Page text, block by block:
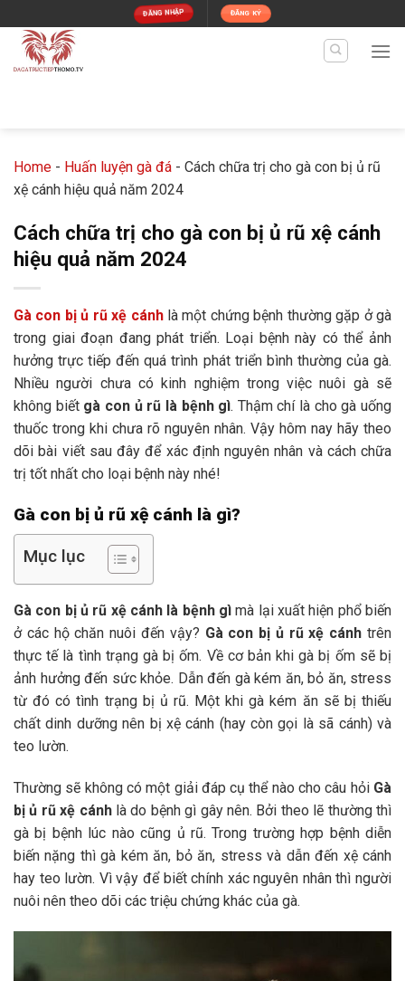
content
ĐĂNG NHẬP ĐĂNG KÝ
Home - Huấn luyện gà đá - Cách chữa trị cho gà con bị ủ rũ
xệ cánh hiệu quả năm 2024
Cách chữa trị cho gà con bị ủ rũ xệ cánh
hiệu quả năm 2024
Gà con bị ủ rũ xệ cánhlà một chứng bệnh thường gặp ở gà
trong giai đoạn đang phát triển. Loại bệnh này có thể ảnh
hưởng trực tiếp đến quá trình phát triển bình thường của gà.
Nhiều người chưa có kinh nghiệm trong việc nuôi gà sẽ
không biếtgà con ủ rũ là bệnh gì. Thậm chí là cho gà uống
thuốc trong khi chưa rõ nguyên nhân. Vậy hôm nay hãy theo
dõi bài viết sau đây để xác định nguyên nhân và cách chữa
trị tốt nhất cho loại bệnh này nhé!
Gà con bị ủ rũ xệ cánh là gì?
Mục lục
Gà con bị ủ rũ xệ cánh là bệnh gì mà lại xuất hiện phổ biến
ở các hộ chăn nuôi đến vậy? Gà con bị ủ rũ xệ cánh trên
thực tế là tình trạng gà bị ốm. Về cơ bản khi gà bị ốm sẽ bị
ảnh hưởng đến sức khỏe. Dẫn đến gà kém ăn, bỏ ăn, stress
từ đó có tình trạng bị ủ rũ. Một khi gà kém ăn sẽ bị thiếu
chất dinh dưỡng nên bị xệ cánh (hay còn gọi là sã cánh) và
teo lườn.
Thường sẽ không có một giải đáp cụ thể nào cho câu hỏi Gà
bị ủ rũ xệ cánhlà do bệnh gì gây nên. Bởi theo lẽ thường thì
gà bị bệnh lúc nào cũng ủ rũ. Trong trường hợp bệnh diễn
biến nặng thì gà kém ăn, bỏ ăn, stress và dẫn đến xệ cánh
hay teo lườn. Vì vậy để biết chính xác nguyên nhân thì người
nuôi nên theo dõi các triệu chứng khác của gà.